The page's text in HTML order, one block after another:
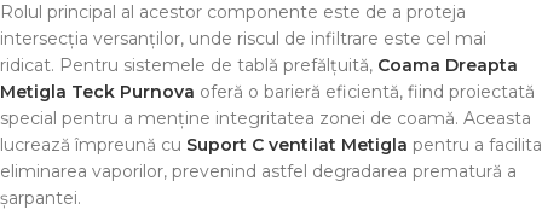
Rolul principal al acestor componente este de a proteja
intersecția versanților, unde riscul de infiltrare este cel mai
ridicat. Pentru sistemele de tablă prefălțuită, Coama Dreapta
Metigla Teck Purnova oferă o barieră eficientă, fiind proiectată
special pentru a menține integritatea zonei de coamă. Aceasta
lucrează împreună cu Suport C ventilat Metigla pentru a facilita
eliminarea vaporilor, prevenind astfel degradarea prematură a
șarpantei.